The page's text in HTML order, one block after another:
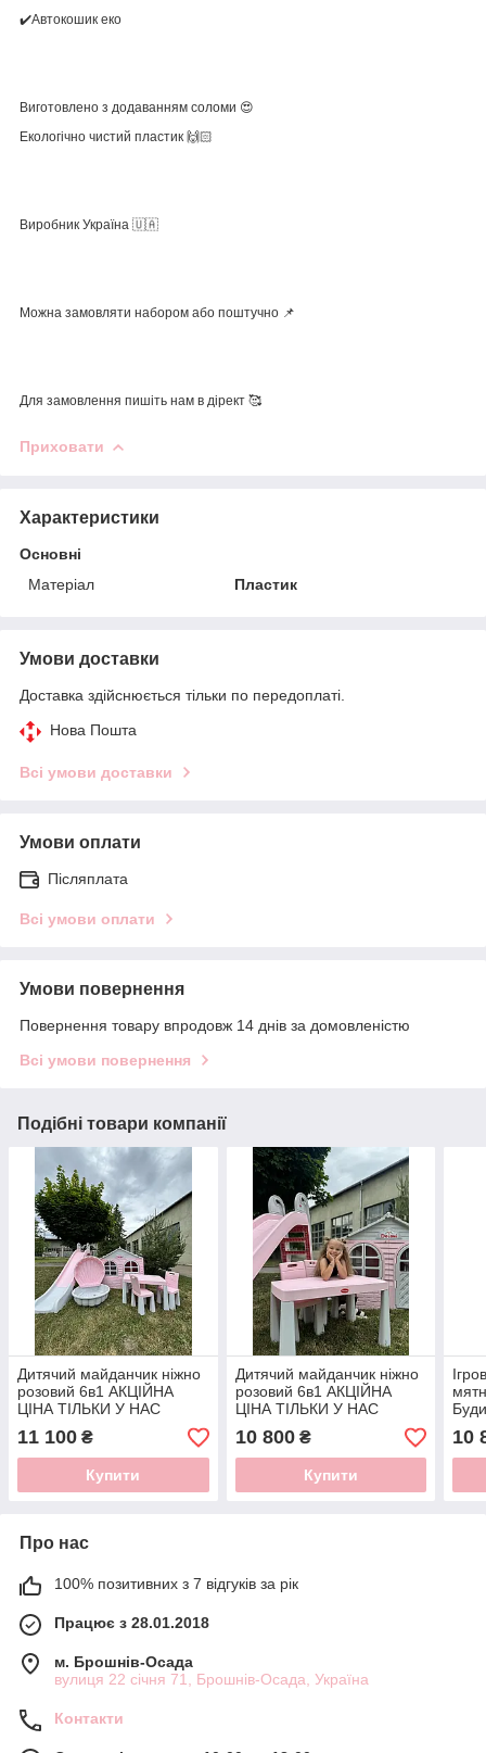
✔️Автокошик еко
Виготовлено з додаванням соломи 😍
Екологічно чистий пластик 🙌🏻
Виробник Україна 🇺🇦
Можна замовляти набором або поштучно 📌
Для замовлення пишіть нам в дірект 🥰
Приховати
Характеристики
Основні
Матеріал
Пластик
Умови доставки
Доставка здійснюється тільки по передоплаті.
Нова Пошта
Всі умови доставки
Умови оплати
Післяплата
Всі умови оплати
Умови повернення
Повернення товару впродовж 14 днів за домовленістю
Всі умови повернення
Подібні товари компанії
Дитячий майданчик ніжно
розовий 6в1 АКЦІЙНА
ЦІНА ТІЛЬКИ У НАС
11 100 ₴
Купити
Дитячий майданчик ніжно
розовий 6в1 АКЦІЙНА
ЦІНА ТІЛЬКИ У НАС
10 800₴
Купити
10
Про нас
100% позитивних з 7 відгуків за рік
Працює з 28.01.2018
м. Брошнів-Осада
вулиця 22 січня 71, Брошнів-Осада, Україна
Контакти